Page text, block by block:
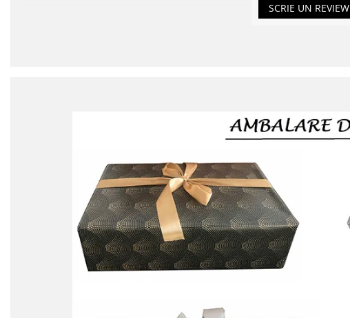
SCRIE UN REVIEW